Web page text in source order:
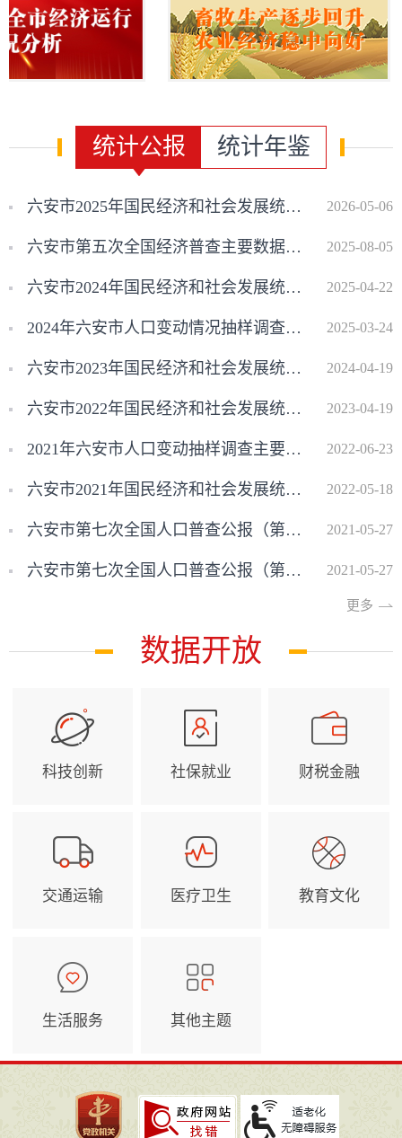
统计公报 统计年鉴
六安市2025年国民经济和社会发展统计公报[1] 2026-05-06
六安市第五次全国经济普查主要数据公报 2025-08-05
六安市2024年国民经济和社会发展统计公报[1] 2025-04-22
2024年六安市人口变动情况抽样调查主要数据公报 2025-03-24
六安市2023年国民经济和社会发展统计公报[1] 2024-04-19
六安市2022年国民经济和社会发展统计公报 2023-04-19
2021年六安市人口变动抽样调查主要数据公报 2022-06-23
六安市2021年国民经济和社会发展统计公报 2022-05-18
六安市第七次全国人口普查公报（第四号） 2021-05-27
六安市第七次全国人口普查公报（第三号） 2021-05-27
更多
数据开放
科技创新 社保就业 财税金融
交通运输 医疗卫生 教育文化
生活服务 其他主题